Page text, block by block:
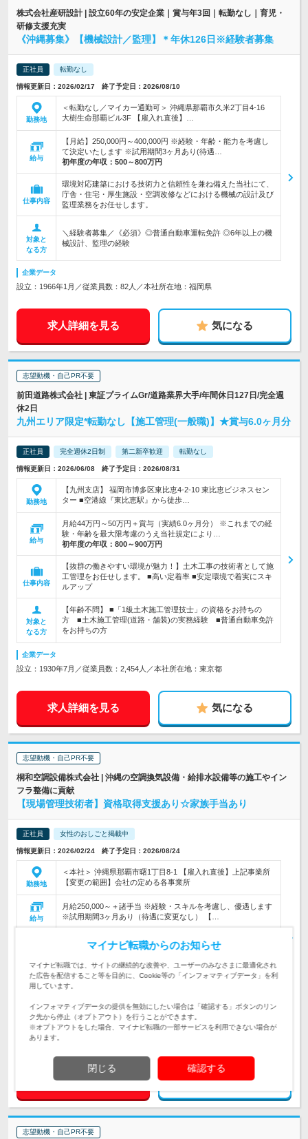
株式会社産研設計 | 設立60年の安定企業｜賞与年3回｜転勤なし｜育児・
研修支援充実
《沖縄募集》【機械設計／監理】＊年休126日※経験者募集
正社員 転勤なし
情報更新日：2026/02/17 終了予定日：2026/08/10
勤務地
＜転勤なし／マイカー通勤可＞ 沖縄県那覇市久米2丁目4-16
大樹生命那覇ビル3F 【雇入れ直後】…
給与
【月給】250,000円～400,000円 ※経験・年齢・能力を考慮し
て決定いたします ※試用期間3ヶ月あり(待遇…
初年度の年収： 500～800万円
仕事内容
環境対応建築における技術力と信頼性を兼ね備えた当社にて、
庁舎・住宅・厚生施設・空調改修などにおける機械の設計及び
監理業務をお任せします。
対象と
なる方
＼経験者募集／《必須》◎普通自動車運転免許 ◎6年以上の機
械設計、監理の経験
企業データ
設立：1966年1月／従業員数：82人／本社所在地：福岡県
求人詳細を見る 気になる
志望動機・自己PR不要
前田道路株式会社 | 東証プライムGr/道路業界大手/年間休日127日/完全週
休2日
九州エリア限定*転勤なし【施工管理(一般職)】★賞与6.0ヶ月分
正社員 完全週休2日制 第二新卒歓迎 転勤なし
情報更新日：2026/06/08 終了予定日：2026/08/31
勤務地
【九州支店】 福岡市博多区東比恵4-2-10 東比恵ビジネスセン
ター ■空港線『東比恵駅』から徒歩…
給与
月給44万円～50万円＋賞与（実績6.0ヶ月分） ※これまでの経
験・年齢を最大限考慮のうえ当社規定により…
初年度の年収： 800～900万円
仕事内容
【抜群の働きやすい環境が魅力！】土木工事の技術者として施
工管理をお任せします。 ■高い定着率 ■安定環境で着実にスキ
ルアップ
対象と
なる方
【年齢不問】 ■「1級土木施工管理技士」の資格をお持ちの
方 ■土木施工管理(道路・舗装)の実務経験 ■普通自動車免許
をお持ちの方
企業データ
設立：1930年7月／従業員数：2,454人／本社所在地：東京都
求人詳細を見る 気になる
志望動機・自己PR不要
桐和空調設備株式会社 | 沖縄の空調換気設備・給排水設備等の施工やイン
フラ整備に貢献
【現場管理技術者】資格取得支援あり☆家族手当あり
正社員 女性のおしごと掲載中
情報更新日：2026/02/24 終了予定日：2026/08/24
勤務地
＜本社＞ 沖縄県那覇市曙1丁目8-1 【雇入れ直後】上記事業所
【変更の範囲】会社の定める各事業所
給与
月給250,000～＋諸手当 ※経験・スキルを考慮し、優遇します
※試用期間3ヶ月あり（待遇に変更なし） 【…
公共施設や大型商業施設、病院等の空調衛生設備工事現場にお
ける管理技術者として、プロジェクト全体の管理等をお任せし
ます。
なる方
＜必須＞■高卒以上 ■普通自動車免許（AT限定可） ＜あれば活
企業データ
設立：1953年3月／本社所在地：沖縄県
求人詳細を見る 気になる
志望動機・自己PR不要
マイナビ転職からのお知らせ
マイナビ転職では、サイトの継続的な改善や、ユーザーのみなさまに最適化され
た広告を配信すること等を目的に、Cookie等の「インフォマティブデータ」を利
用しています。
インフォマティブデータの提供を無効にしたい場合は「確認する」ボタンのリン
ク先から停止（オプトアウト）を行うことができます。
※オプトアウトをした場合、マイナビ転職の一部サービスを利用できない場合が
あります。
閉じる 確認する